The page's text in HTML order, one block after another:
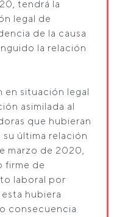
tendrá la
legal de
de la causa
la relación
en situación legal
asimilada al
que hubieran
última relación
marzo de 2020,
firme de
laboral por
hubiera
consecuencia